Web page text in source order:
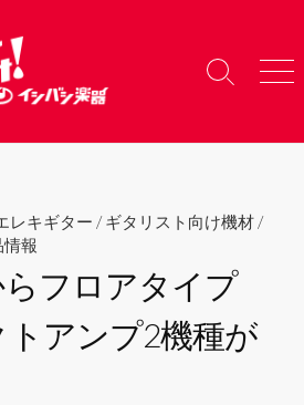
検
り
メ
ー
レキギター /ギタリスト向け機材 /
情報
らフロアタイプ
アンプ2機種が